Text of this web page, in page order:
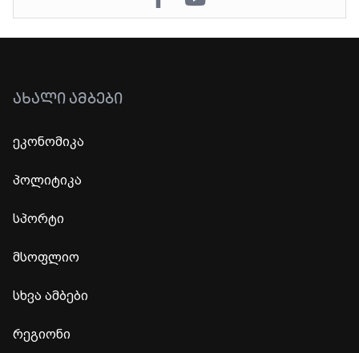
ᲐᲮᲐᲚᲘ ᲐᲛᲑᲔᲑᲘ
ეკონომიკა
პოლიტიკა
სპორტი
მსოფლიო
სხვა ამბები
რეგიონი